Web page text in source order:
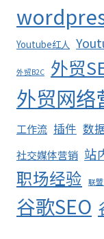
Youtube红人
外贸B2C 外贸
外贸网络
工作流 插件 数
社交媒体营销 站
职场经验 联
谷歌SEO